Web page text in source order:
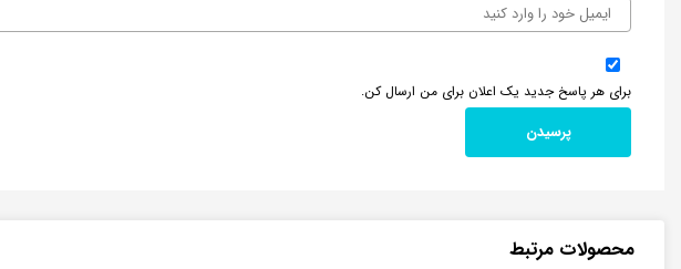
برای هر پاسخ جدید یک اعلان برای من ارسال کن.
محصولات مرتبط